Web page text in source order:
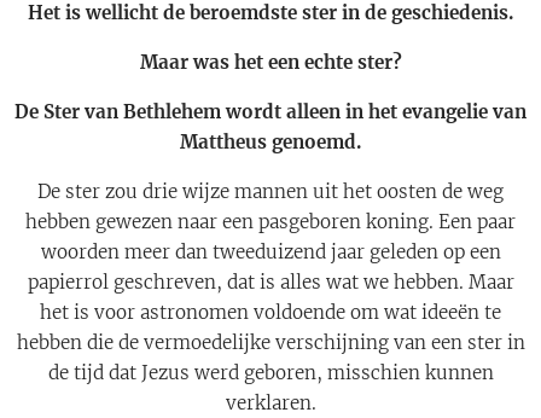
Het is wellicht de beroemdste ster in de geschiedenis.
Maar was het een echte ster?
De Ster van Bethlehem wordt alleen in het evangelie van
Mattheus genoemd.
De ster zou drie wijze mannen uit het oosten de weg
hebben gewezen naar een pasgeboren koning. Een paar
woorden meer dan tweeduizend jaar geleden op een
papierrol geschreven, dat is alles wat we hebben. Maar
het is voor astronomen voldoende om wat ideeën te
hebben die de vermoedelijke verschijning van een ster in
de tijd dat Jezus werd geboren, misschien kunnen
verklaren.